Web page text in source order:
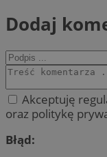
Dodaj
Akceptuję
oraz politykę
Błąd: